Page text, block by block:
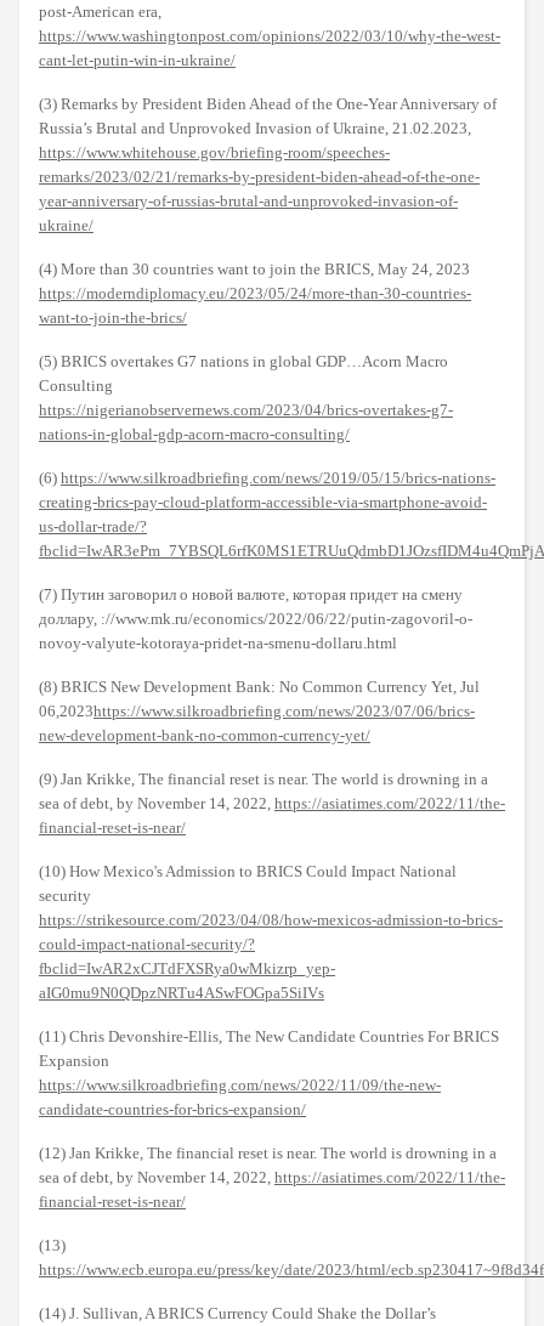
post-American era,
https://www.washingtonpost.com/opinions/2022/03/10/why-the-west-
cant-let-putin-win-in-ukraine/
(3) Remarks by President Biden Ahead of the One-Year Anniversary of
Russia’s Brutal and Unprovoked Invasion of Ukraine, 21.02.2023,
https://www.whitehouse.gov/briefing-room/speeches-
remarks/2023/02/21/remarks-by-president-biden-ahead-of-the-one-
year-anniversary-of-russias-brutal-and-unprovoked-invasion-of-
ukraine/
(4) More than 30 countries want to join the BRICS, May 24, 2023
https://moderndiplomacy.eu/2023/05/24/more-than-30-countries-
want-to-join-the-brics/
(5) BRICS overtakes G7 nations in global GDP…Acorn Macro
Consulting
https://nigerianobservernews.com/2023/04/brics-overtakes-g7-
nations-in-global-gdp-acorn-macro-consulting/
(6) https://www.silkroadbriefing.com/news/2019/05/15/brics-nations-
creating-brics-pay-cloud-platform-accessible-via-smartphone-avoid-
us-dollar-trade/?
(7) Путин заговорил о новой валюте, которая придет на смену
доллару, ://www.mk.ru/economics/2022/06/22/putin-zagovoril-o-
novoy-valyute-kotoraya-pridet-na-smenu-dollaru.html
(8) BRICS New Development Bank: No Common Currency Yet, Jul
06,2023https://www.silkroadbriefing.com/news/2023/07/06/brics-
new-development-bank-no-common-currency-yet/
(9) Jan Krikke, The financial reset is near. The world is drowning in a
sea of debt, by November 14, 2022, https://asiatimes.com/2022/11/the-
financial-reset-is-near/
(10) How Mexico's Admission to BRICS Could Impact National
security
https://strikesource.com/2023/04/08/how-mexicos-admission-to-brics-
could-impact-national-security/?
fbclid=IwAR2xCJTdFXSRya0wMkizrp_yep-
aIG0mu9N0QDpzNRTu4ASwFOGpa5SiIVs
(11) Chris Devonshire-Ellis, The New Candidate Countries For BRICS
Expansion
https://www.silkroadbriefing.com/news/2022/11/09/the-new-
candidate-countries-for-brics-expansion/
(12) Jan Krikke, The financial reset is near. The world is drowning in a
sea of debt, by November 14, 2022, https://asiatimes.com/2022/11/the-
financial-reset-is-near/
(13)
https://www.ecb.europa.eu/press/key/date/2023/html/
(14) J. Sullivan, A BRICS Currency Could Shake the Dollar’s